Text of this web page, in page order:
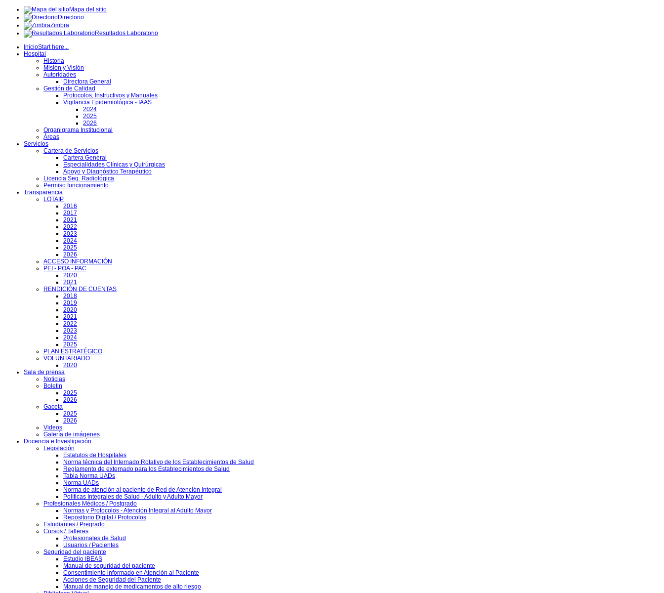
Mapa del sitio
Directorio
Zimbra
Resultados Laboratorio
InicioStart here...
Hospital
Historia
Misión y Visión
Autoridades
Directora General
Gestión de Calidad
Protocolos, Instructivos y Manuales
Vigilancia Epidemiológica - IAAS
2024
2025
2026
Organigrama Institucional
Áreas
Servicios
Cartera de Servicios
Cartera General
Especialidades Clínicas y Quirúrgicas
Apoyo y Diagnóstico Terapéutico
Licencia Seg. Radiológica
Permiso funcionamiento
Transparencia
LOTAIP
2016
2017
2021
2022
2023
2024
2025
2026
ACCESO INFORMACIÓN
PEI - POA - PAC
2020
2021
RENDICIÓN DE CUENTAS
2018
2019
2020
2021
2022
2023
2024
2025
PLAN ESTRATÉGICO
VOLUNTARIADO
2020
Sala de prensa
Noticias
Boletin
2025
2026
Gaceta
2025
2026
Videos
Galería de imágenes
Docencia e Investigación
Legislación
Estatutos de Hospitales
Norma técnica del Internado Rotativo de los Establecimientos de Salud
Reglamento de externado para los Establecimientos de Salud
Tabla Norma UADs
Norma UADs
Norma de atención al paciente de Red de Atención Integral
Políticas Integrales de Salud - Adulto y Adulto Mayor
Profesionales Médicos / Postgrado
Normas y Protocolos - Atención Integral al Adulto Mayor
Repositorio Digital / Protocolos
Estudiantes / Pregrado
Cursos / Talleres
Profesionales de Salud
Usuarios / Pacientes
Seguridad del paciente
Estudio IBEAS
Manual de seguridad del paciente
Consentimiento informado en Atención al Paciente
Acciones de Seguridad del Paciente
Manual de manejo de medicamentos de alto riesgo